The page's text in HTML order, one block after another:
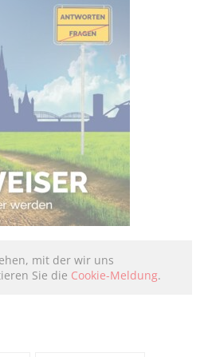
mit der wir uns
Sie die Cookie-Meldung.